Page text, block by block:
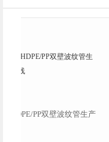
PE给水管燃气管生产线